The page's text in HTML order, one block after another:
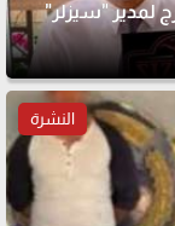
لمدير "سيزلر"
النشرة